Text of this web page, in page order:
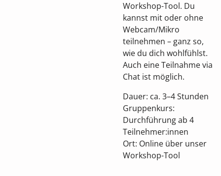
Workshop-Tool. Du
kannst mit oder ohne
Webcam/Mikro
teilnehmen – ganz so,
wie du dich wohlfühlst.
Auch eine Teilnahme via
Chat ist möglich.
Dauer: ca. 3–4 Stunden
Gruppenkurs:
Durchführung ab 4
Teilnehmer:innen
Ort: Online über unser
Workshop-Tool